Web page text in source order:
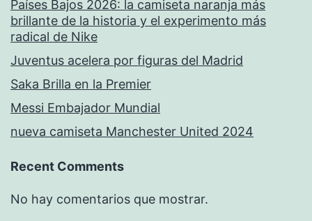
Países Bajos 2026: la camiseta naranja más
brillante de la historia y el experimento más
radical de Nike
Juventus acelera por figuras del Madrid
Saka Brilla en la Premier
Messi Embajador Mundial
nueva camiseta Manchester United 2024
Recent Comments
No hay comentarios que mostrar.